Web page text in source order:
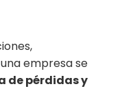
empresa se
de pérdidas y